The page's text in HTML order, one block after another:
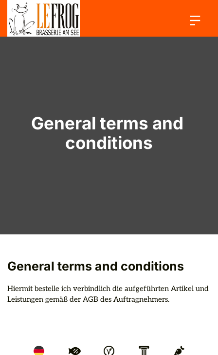
General terms and
conditions
General terms and conditions
Hiermit bestelle ich verbindlich die aufgeführten Artikel und
Leistungen gemäß der AGB des Auftragnehmers.